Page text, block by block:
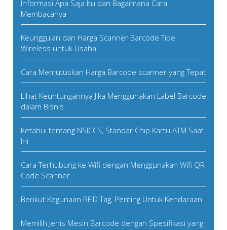
Informasi Apa Saja Itu dan Bagaimana Cara
Membacanya
Keunggulan dan Harga Scanner Barcode Tipe
Wireless untuk Usaha
Cara Memutuskan Harga Barcode scanner yang Tepat
Lihat Keuntungannya Jika Menggunakan Label Barcode
dalam Bisnis
Ketahui tentang NSICCS, Standar Chip Kartu ATM Saat
Ini
Cara Terhubung ke Wifi dengan Menggunakan Wifi QR
Code Scanner
Berikut Kegunaan RFID Tag, Penting Untuk Kendaraan
Memilih Jenis Mesin Barcode dengan Spesifikasi yang